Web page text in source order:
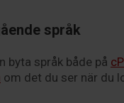
språk
byta språk både på
om det du ser när du